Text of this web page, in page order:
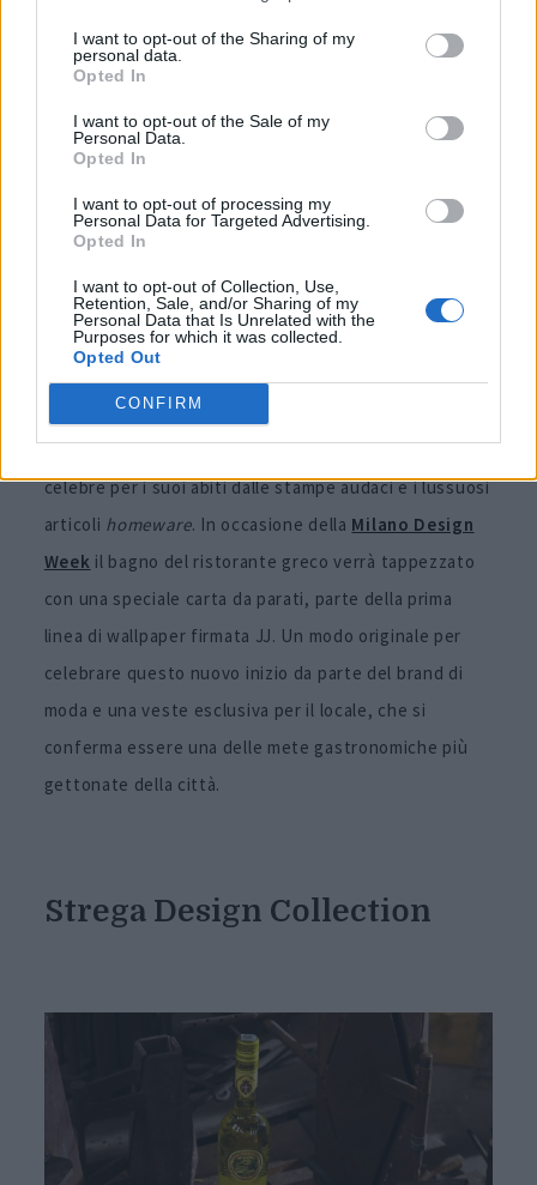
I want to opt-out of the Sharing of my
personal data.
Opted In
I want to opt-out of the Sale of my
Personal Data.
Opted In
I want to opt-out of processing my
Personal Data for Targeted Advertising.
Opted In
I want to opt-out of Collection, Use,
Retention, Sale, and/or Sharing of my
Personal Data that Is Unrelated with the
Purposes for which it was collected.
Opted Out
CONFIRM
Vasiliki Kouzina
motivi giocosi e colorati diLa DoubleJ. Il marchio
celebre per i suoi abiti dalle stampe audaci e i lussuosi
articoli homeware. In occasione della Milano Design
Week il bagno del ristorante greco verrà tappezzato
con una speciale carta da parati, parte della prima
linea di wallpaper firmata JJ. Un modo originale per
celebrare questo nuovo inizio da parte del brand di
moda e una veste esclusiva per il locale, che si
conferma essere una delle mete gastronomiche più
gettonate della città.
Strega Design Collection